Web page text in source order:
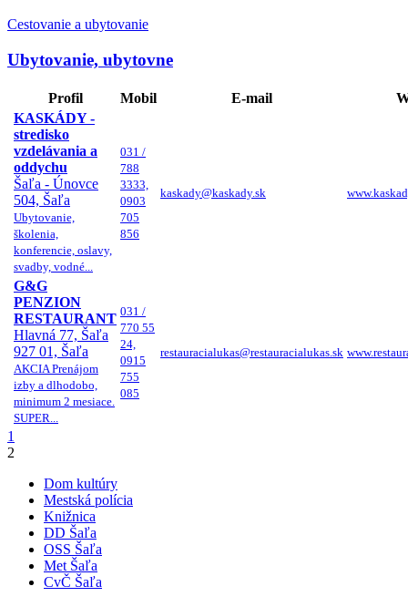
Cestovanie a ubytovanie
Ubytovanie, ubytovne
Profil Mobil E-mail
KASKÁDY -
stredisko
vzdelávania a
oddychu
Šaľa - Únovce
504, Šaľa
Ubytovanie,
školenia,
konferencie, oslavy,
svadby, vodné...
031 /
788
3333,
0903
705
856
kaskady@kaskady.sk
G&G
PENZION
RESTAURANT
Hlavná 77, Šaľa
927 01, Šaľa
AKCIA Prenájom
izby a dlhodobo,
minimum 2 mesiace.
SUPER...
031 /
770 55
24,
0915
755
085
restauracialukas@restauracialukas.sk
1
2
Dom kultúry
Mestská polícia
Knižnica
DD Šaľa
OSS Šaľa
Met Šaľa
CvČ Šaľa